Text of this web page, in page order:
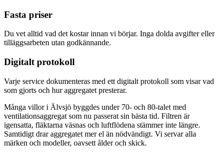
Fasta priser
Du vet alltid vad det kostar innan vi börjar. Inga dolda avgifter eller
tilläggsarbeten utan godkännande.
Digitalt protokoll
Varje service dokumenteras med ett digitalt protokoll som visar vad
som gjorts och hur aggregatet presterar.
Många villor i Älvsjö byggdes under 70- och 80-talet med
ventilationsaggregat som nu passerat sin bästa tid. Filtren är
igensatta, fläktarna väsnas och luftflödena stämmer inte längre.
Samtidigt drar aggregatet mer el än nödvändigt. Vi servar alla
märken och modeller, oavsett ålder och skick.